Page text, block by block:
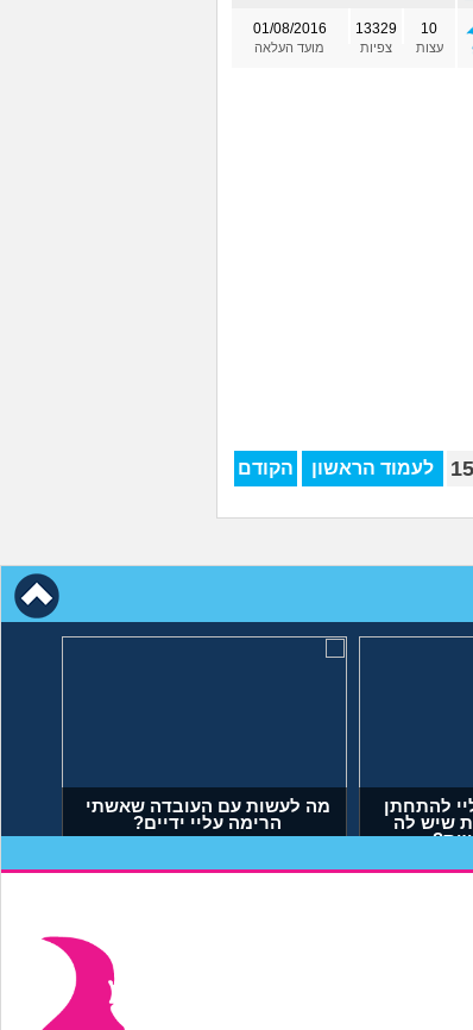
01/08/2016
מועד העלאה
13329
צפיות
10
עצות
הקודם לעמוד הראשון
מה לעשות עם העובדה שאשתי
הרימה עליי ידיים?
להתחתן
שיש לה